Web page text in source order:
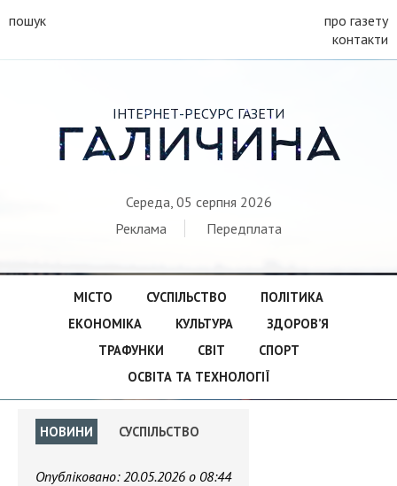
пошук
про газету
контакти
ІНТЕРНЕТ-РЕСУРС ГАЗЕТИ
ГАЛИЧИНА
Середа, 05 серпня 2026
Реклама
Передплата
МІСТО СУСПІЛЬСТВО
ПОЛІТИКА
ЕКОНОМІКА
КУЛЬТУРА
ЗДОРОВ’Я
ТРАФУНКИ
СВІТ
СПОРТ
ОСВІТА ТА ТЕХНОЛОГІЇ
НОВИНИ СУСПІЛЬСТВО
Опубліковано:20.05.2026 о 08:44